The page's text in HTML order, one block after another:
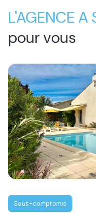
L'AGENCE A
pour vous
Sous-compromis